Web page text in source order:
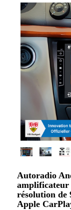
Autoradio
amplificateur
résolution de
Apple